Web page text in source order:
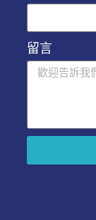
留言